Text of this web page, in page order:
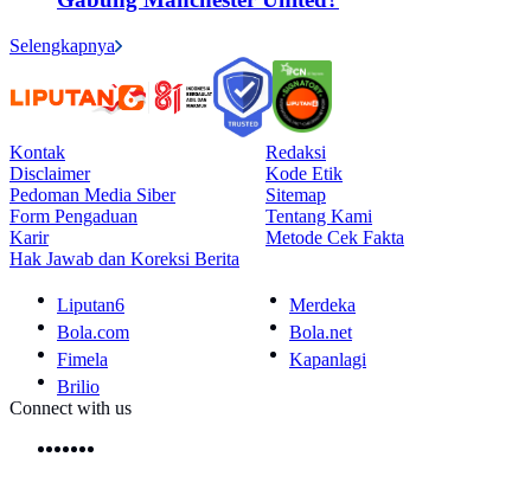
Selengkapnya
Kontak
Redaksi
Disclaimer
Kode Etik
Pedoman Media Siber
Sitemap
Form Pengaduan
Tentang Kami
Karir
Metode Cek Fakta
Hak Jawab dan Koreksi Berita
Liputan6
Merdeka
Bola.com
Bola.net
Fimela
Kapanlagi
Brilio
Connect with us